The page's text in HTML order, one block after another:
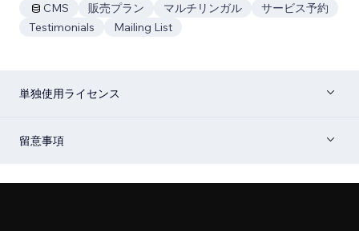
CMS
販売プラン マルチリンガル
サービス予約
Testimonials
Mailing List
単独使用ライセンス
留意事項